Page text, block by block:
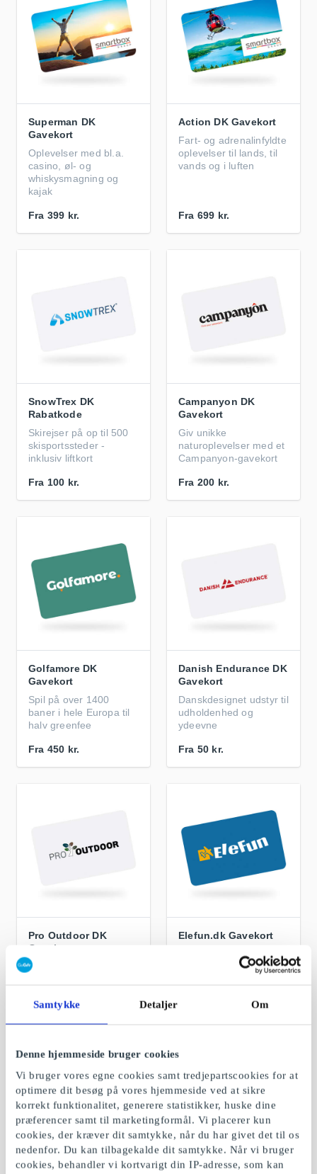
Samtykke Detaljer Om
Denne hjemmeside bruger cookies
Vi bruger vores egne cookies samt tredjepartscookies for at
optimere dit besøg på vores hjemmeside ved at sikre
korrekt funktionalitet, generere statistikker, huske dine
præferencer samt til marketingformål. Vi placerer kun
cookies, der kræver dit samtykke, når du har givet det til os
nedenfor. Du kan tilbagekalde dit samtykke. Når vi bruger
cookies, behandler vi kortvarigt din IP-adresse, som kan
Superman DK
Gavekort
Oplevelser med bl.a.
casino, øl- og
whiskysmagning og
kajak
Fra 399 kr.
Action DK Gavekort
Fart- og adrenalinfyldte
oplevelser til lands, til
vands og i luften
Fra 699 kr.
SnowTrex DK
Rabatkode
Skirejser på op til 500
skisportssteder -
inklusiv liftkort
Fra 100 kr.
Campanyon DK
Gavekort
Giv unikke
naturoplevelser med et
Campanyon-gavekort
Fra 200 kr.
Golfamore DK
Gavekort
Spil på over 1400
baner i hele Europa til
halv greenfee
Fra 450 kr.
Danish Endurance DK
Gavekort
Danskdesignet udstyr til
udholdenhed og
ydeevne
Fra 50 kr.
Pro Outdoor DK
Gavekort
Jagt, fiskeri & outdoor
Elefun.dk Gavekort
Alt indenfor radiostyret